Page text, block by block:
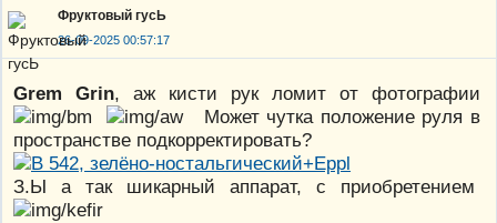
Фруктовый гусЬ
26-09-2025 00:57:17
Grem Grin, аж кисти рук ломит от фотографии
Может чутка положение руля в
пространстве подкорректировать?
З.Ы а так шикарный аппарат, с приобретением